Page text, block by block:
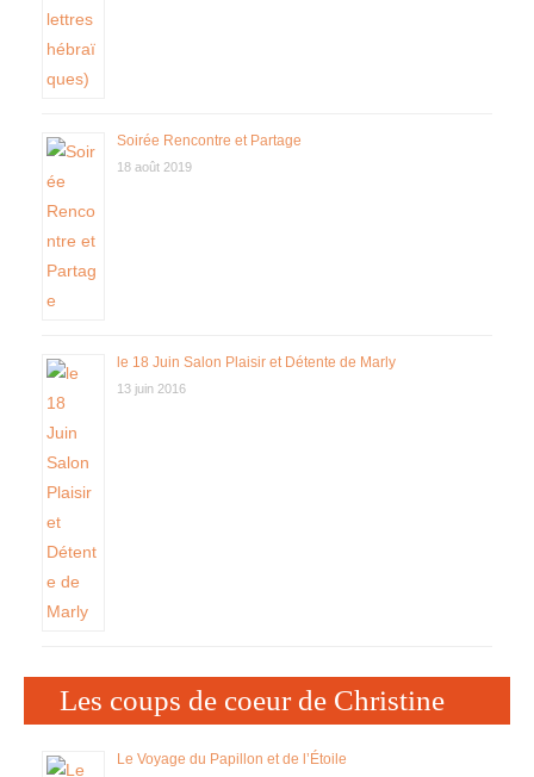
Soirée Rencontre et Partage
18 août 2019
le 18 Juin Salon Plaisir et Détente de Marly
13 juin 2016
Les coups de coeur de Christine
Le Voyage du Papillon et de l’Étoile